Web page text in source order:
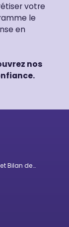
votre
le
en
nos
Bilan de